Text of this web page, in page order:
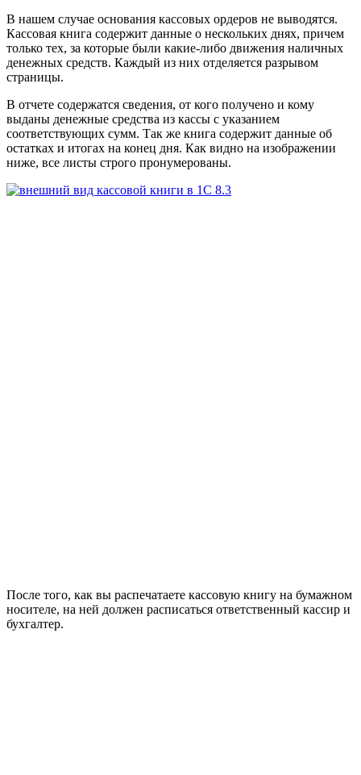
В нашем случае основания кассовых ордеров не выводятся.
Кассовая книга содержит данные о нескольких днях, причем
только тех, за которые были какие-либо движения наличных
денежных средств. Каждый из них отделяется разрывом
страницы.
В отчете содержатся сведения, от кого получено и кому
выданы денежные средства из кассы с указанием
соответствующих сумм. Так же книга содержит данные об
остатках и итогах на конец дня. Как видно на изображении
ниже, все листы строго пронумерованы.
После того, как вы распечатаете кассовую книгу на бумажном
носителе, на ней должен расписаться ответственный кассир и
бухгалтер.